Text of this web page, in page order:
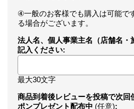
④一般のお客様でも購入は可能で
る場合がございます。
法人名、個人事業主名（店舗名・
記入ください:
最大30文字
商品到着後レビューを投稿で次回
ポンプレゼント配布中 (任意):